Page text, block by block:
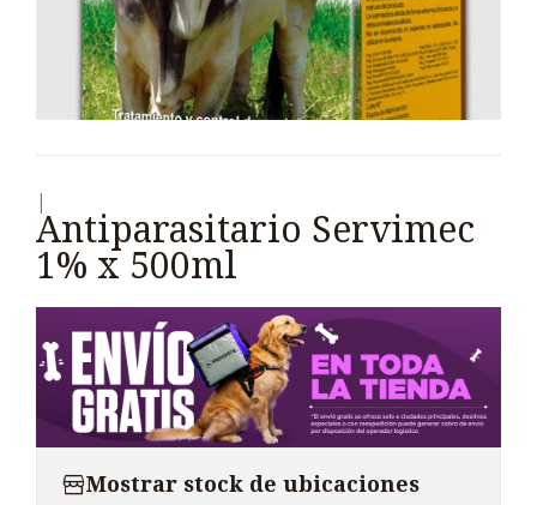
Antiparasitario Servimec
1% x 500ml
Mostrar stock de ubicaciones